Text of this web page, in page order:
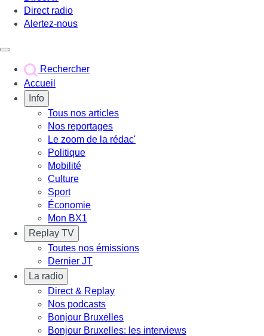
Direct radio
Alertez-nous
Rechercher
Accueil
Info
Tous nos articles
Nos reportages
Le zoom de la rédac'
Politique
Mobilité
Culture
Sport
Économie
Mon BX1
Replay TV
Toutes nos émissions
Dernier JT
La radio
Direct & Replay
Nos podcasts
Bonjour Bruxelles
Bonjour Bruxelles: les interviews